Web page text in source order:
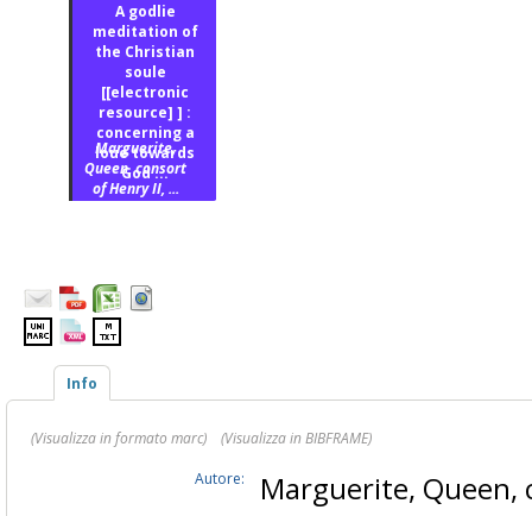
A godlie
meditation of
the Christian
soule
[[electronic
resource] ] :
concerning a
loue towards
God ...
Marguerite,
Queen, consort
of Henry II, ...
Info
(Visualizza in formato marc)
(Visualizza in BIBFRAME)
Autore:
Marguerite, Queen,